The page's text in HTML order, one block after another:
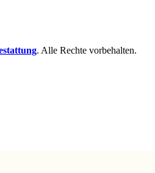
. Alle Rechte vorbehalten.